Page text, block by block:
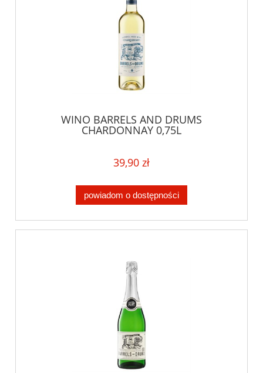
WINO BARRELS AND DRUMS
CHARDONNAY 0,75L
39,90 zł
powiadom o dostępności